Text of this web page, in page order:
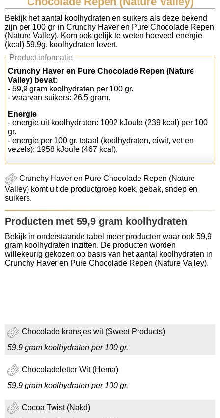
Koolhydraten tellen
Links
Bekijk het aantal koolhydraten en suikers als deze bekend
zijn per 100 gr. in Crunchy Haver en Pure Chocolade Repen
(Nature Valley). Kom ook gelijk te weten hoeveel energie
(kcal) 59,9g. koolhydraten levert.
Product informatie
Crunchy Haver en Pure Chocolade Repen (Nature
Valley) bevat:
- 59,9 gram koolhydraten per 100 gr.
- waarvan suikers: 26,5 gram.
Energie
- energie uit koolhydraten: 1002 kJoule (239 kcal) per 100
gr.
- energie per 100 gr. totaal (koolhydraten, eiwit, vet en
vezels): 1958 kJoule (467 kcal).
Crunchy Haver en Pure Chocolade Repen (Nature
Valley) komt uit de productgroep koek, gebak, snoep en
suikers.
Producten met 59,9 gram koolhydraten
Bekijk in onderstaande tabel meer producten waar ook 59,9
gram koolhydraten inzitten. De producten worden
willekeurig gekozen op basis van het aantal koolhydraten in
Crunchy Haver en Pure Chocolade Repen (Nature Valley).
Chocolade kransjes wit (Sweet Products)
59,9 gram koolhydraten per 100 gr.
Chocoladeletter Wit (Hema)
59,9 gram koolhydraten per 100 gr.
Cocoa Twist (Nakd)